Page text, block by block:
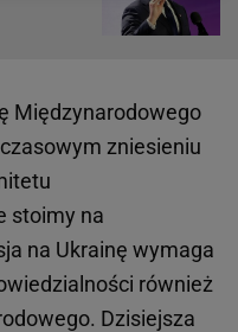
Międzynarodowego
zniesieniu
stoimy na
na Ukrainę wymaga
również
Dzisiejsza